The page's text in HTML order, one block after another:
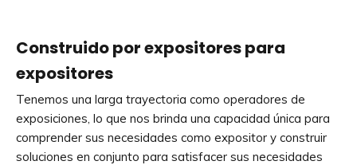
Construido por expositores para
expositores
Tenemos una larga trayectoria como operadores de
exposiciones, lo que nos brinda una capacidad única para
comprender sus necesidades como expositor y construir
soluciones en conjunto para satisfacer sus necesidades